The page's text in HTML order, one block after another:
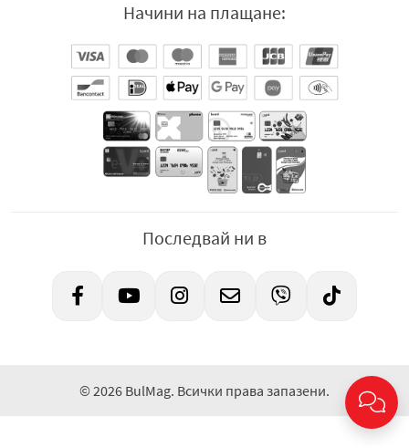
Начини на плащане:
Последвай ни в
© 2026 BulMag. Всички права запазени.